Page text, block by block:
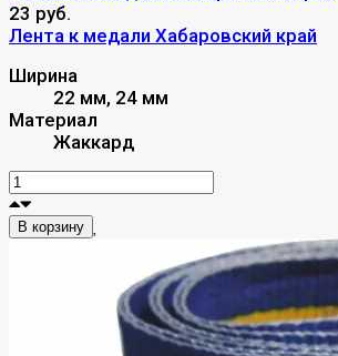
23 руб.
Лента к медали Хабаровский край
Ширина
22 мм, 24 мм
Материал
Жаккард
В корзину